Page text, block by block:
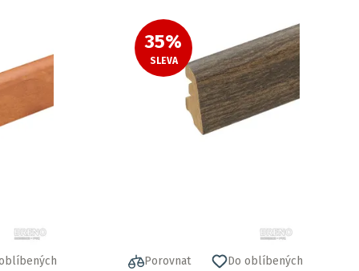
35%
SLEVA
Porovnat
Do oblíbených